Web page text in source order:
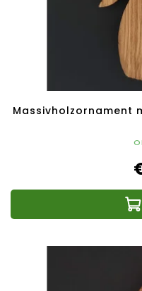
Massivholzornament